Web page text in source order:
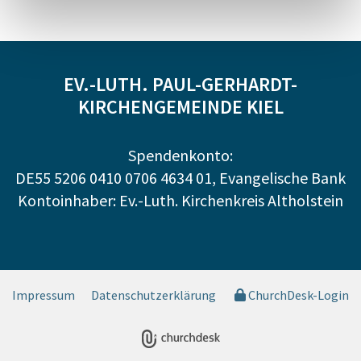
EV.-LUTH. PAUL-GERHARDT-
KIRCHENGEMEINDE KIEL
Spendenkonto:
DE55 5206 0410 0706 4634 01, Evangelische Bank
Kontoinhaber: Ev.-Luth. Kirchenkreis Altholstein
Impressum Datenschutzerklärung ChurchDesk-Login